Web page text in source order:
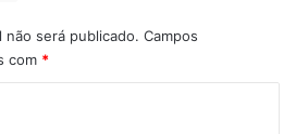
Luísserá publicado. Campos
com *